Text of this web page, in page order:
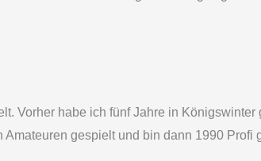
Vorher habe ich fünf Jahre in
gespielt und bin dann 1990 Profi